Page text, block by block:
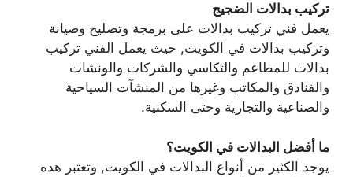
تركيب بدالات الضجيج
يعمل فني تركيب بدالات على برمجة وتصليح وصيانة
وتركيب بدالات في الكويت, حيث يعمل الفني تركيب
بدالات للمطاعم والتكاسي والشركات والونشات
والفنادق والمكاتب وغيرها من المنشآت السياحية
والصناعية والتجارية وحتى السكنية.
ما أفضل البدالات في الكويت؟
يوجد الكثير من أنواع البدالات في الكويت, وتعتبر هذه